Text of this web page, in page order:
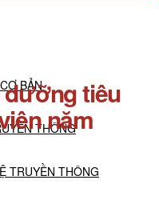
BẢN
THÔNG
TRUYỀN THÔNG
tiêu
năm